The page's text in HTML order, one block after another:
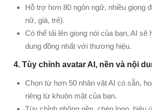
Hỗ trợ hơn 80 ngôn ngữ, nhiều giọng
nữ, già, trẻ).
Có thể tải lên giọng nói của bạn, AI sẽ
dung đồng nhất với thương hiệu.
4. Tùy chỉnh avatar AI, nền và nội
Chọn từ hơn 50 nhân vật AI có sẵn,
riêng từ khuôn mặt của bạn.